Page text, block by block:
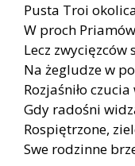
Pusta Troi
W proch
Lecz zwycięzców
Na żegludze w
Rozjaśniło czucia
Gdy radośni
Rospiętrzone,
Swe rodzinne